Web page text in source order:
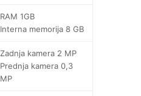
RAM 1GB
Interna memorija 8 GB
Zadnja kamera 2 MP
Prednja kamera 0,3
MP